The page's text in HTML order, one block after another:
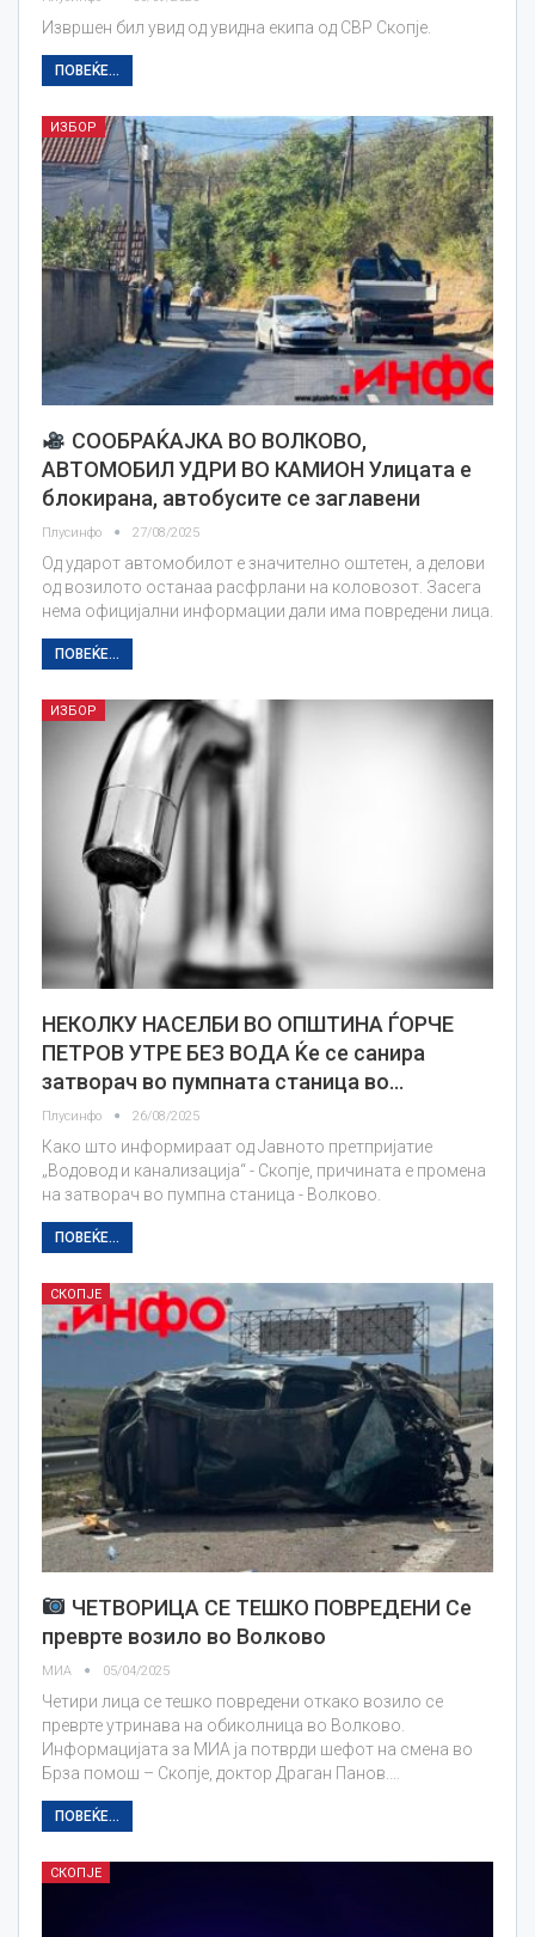
Извршен бил увид од увидна екипа од СВР Скопје.
ПОВЕЌЕ...
ИЗБОР
СООБРАЌАЈКА ВО ВОЛКОВО,
АВТОМОБИЛ УДРИ ВО КАМИОН Улицата е
блокирана, автобусите се заглавени
Плусинфо 27/08/2025
Од ударот автомобилот е значително оштетен, а делови
од возилото останаа расфрлани на коловозот. Засега
нема официјални информации дали има повредени лица.
ПОВЕЌЕ...
ИЗБОР
НЕКОЛКУ НАСЕЛБИ ВО ОПШТИНА ЃОРЧЕ
ПЕТРОВ УТРЕ БЕЗ ВОДА Ќе се санира
затворач во пумпната станица во…
Плусинфо 26/08/2025
Како што информираат од Јавното претпријатие
„Водовод и канализација“ - Скопје, причината е промена
на затворач во пумпна станица - Волково.
ПОВЕЌЕ...
СКОПЈЕ
ЧЕТВОРИЦА СЕ ТЕШКО ПОВРЕДЕНИ Се
преврте возило во Волково
МИА 05/04/2025
Четири лица се тешко повредени откако возило се
преврте утринава на обиколница во Волково.
Информацијата за МИА ја потврди шефот на смена во
Брза помош – Скопје, доктор Драган Панов.…
ПОВЕЌЕ...
СКОПЈЕ